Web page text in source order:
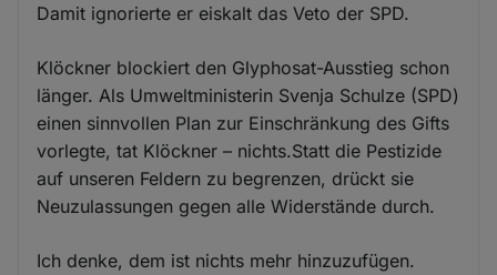
Damit ignorierte er eiskalt das Veto der SPD.
Klöckner blockiert den Glyphosat-Ausstieg schon
länger. Als Umweltministerin Svenja Schulze (SPD)
einen sinnvollen Plan zur Einschränkung des Gifts
vorlegte, tat Klöckner – nichts.Statt die Pestizide
auf unseren Feldern zu begrenzen, drückt sie
Neuzulassungen gegen alle Widerstände durch.
Ich denke, dem ist nichts mehr hinzuzufügen.